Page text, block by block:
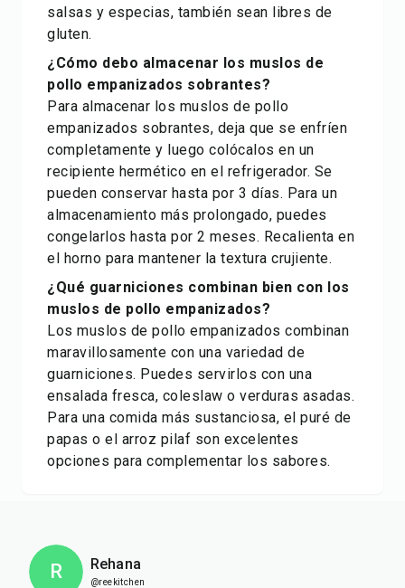
salsas y especias, también sean libres de
gluten.
¿Cómo debo almacenar los muslos de
pollo empanizados sobrantes?
Para almacenar los muslos de pollo
empanizados sobrantes, deja que se enfríen
completamente y luego colócalos en un
recipiente hermético en el refrigerador. Se
pueden conservar hasta por 3 días. Para un
almacenamiento más prolongado, puedes
congelarlos hasta por 2 meses. Recalienta en
el horno para mantener la textura crujiente.
¿Qué guarniciones combinan bien con los
muslos de pollo empanizados?
Los muslos de pollo empanizados combinan
maravillosamente con una variedad de
guarniciones. Puedes servirlos con una
ensalada fresca, coleslaw o verduras asadas.
Para una comida más sustanciosa, el puré de
papas o el arroz pilaf son excelentes
opciones para complementar los sabores.
R Rehana
@reekitchen